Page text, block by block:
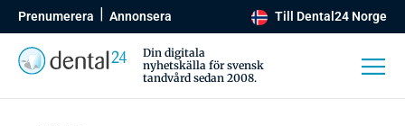
Prenumerera Annonsera Till Dental24 Norge
Din digitala
nyhetskälla för svensk
tandvård sedan 2008.